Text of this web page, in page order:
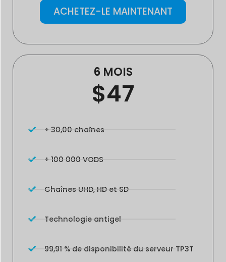
ACHETEZ-LE MAINTENANT
6 MOIS
$47
+ 30,00 chaînes
+ 100 000 VODS
Chaînes UHD, HD et SD
Technologie antigel
99,91 % de disponibilité du serveur TP3T